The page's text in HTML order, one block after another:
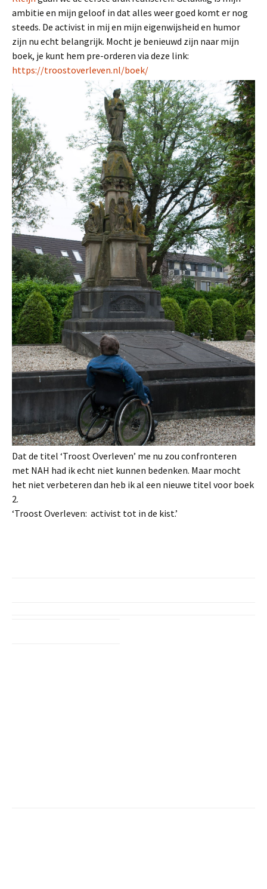
ambitie en mijn geloof in dat alles weer goed komt er nog
steeds. De activist in mij en mijn eigenwijsheid en humor
zijn nu echt belangrijk. Mocht je benieuwd zijn naar mijn
boek, je kunt hem pre-orderen via deze link:
https://troostoverleven.nl/boek/
Dat de titel ‘Troost Overleven’ me nu zou confronteren
met NAH had ik echt niet kunnen bedenken. Maar mocht
het niet verbeteren dan heb ik al een nieuwe titel voor boek
2.
‘Troost Overleven: activist tot in de kist.’